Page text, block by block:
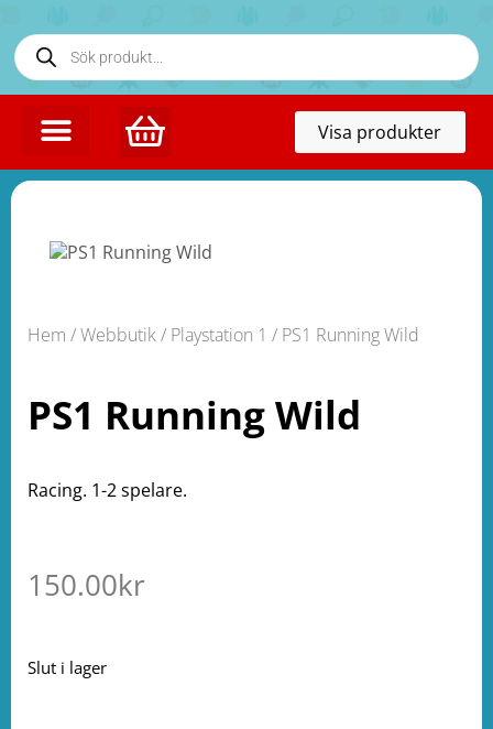
Visa produkter
Hem /Webbutik/ Playstation 1 / PS1 Running Wild
PS1 Running Wild
Racing. 1-2 spelare.
150.00kr
Slut i lager